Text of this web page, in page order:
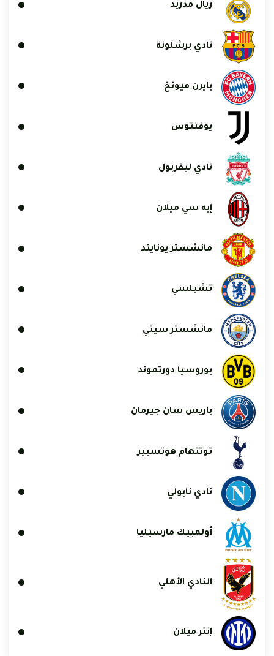
ريال مدريد
نادي برشلونة
بايرن ميونخ
يوفنتوس
نادي ليفربول
إيه سي ميلان
مانشستر يونايتد
تشيلسي
مانشستر سيتي
بوروسيا دورتموند
باريس سان جيرمان
توتنهام هوتسبير
نادي نابولي
أولمبيك مارسيليا
النادي الأهلي
إنتر ميلان